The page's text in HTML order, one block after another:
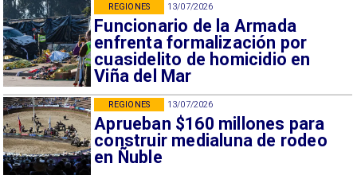
13/07/2026
Funcionario de la Armada
enfrenta formalización por
cuasidelito de homicidio en
Viña del Mar
REGIONES
13/07/2026
Aprueban $160 millones para
construir medialuna de rodeo
en Ñuble
REGIONES